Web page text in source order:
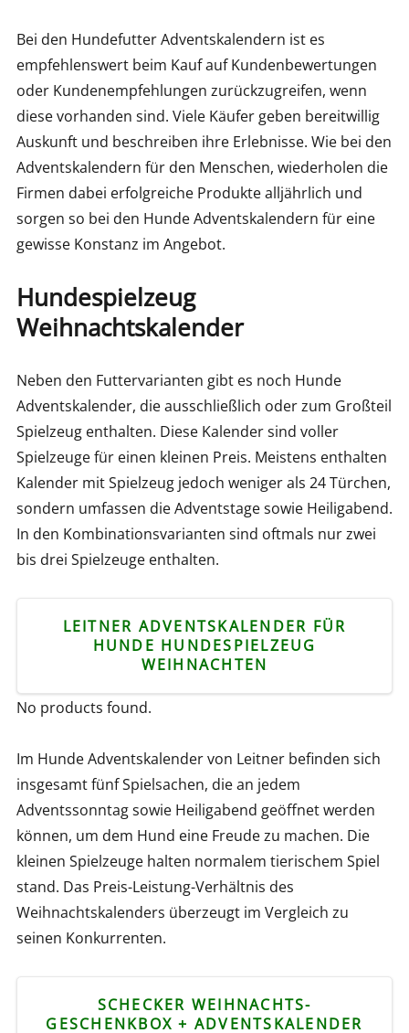
Bei den Hundefutter Adventskalendern ist es
empfehlenswert beim Kauf auf Kundenbewertungen
oder Kundenempfehlungen zurückzugreifen, wenn
diese vorhanden sind. Viele Käufer geben bereitwillig
Auskunft und beschreiben ihre Erlebnisse. Wie bei den
Adventskalendern für den Menschen, wiederholen die
Firmen dabei erfolgreiche Produkte alljährlich und
sorgen so bei den Hunde Adventskalendern für eine
gewisse Konstanz im Angebot.
Hundespielzeug
Weihnachtskalender
Neben den Futtervarianten gibt es noch Hunde
Adventskalender, die ausschließlich oder zum Großteil
Spielzeug enthalten. Diese Kalender sind voller
Spielzeuge für einen kleinen Preis. Meistens enthalten
Kalender mit Spielzeug jedoch weniger als 24 Türchen,
sondern umfassen die Adventstage sowie Heiligabend.
In den Kombinationsvarianten sind oftmals nur zwei
bis drei Spielzeuge enthalten.
LEITNER ADVENTSKALENDER FÜR
HUNDE HUNDESPIELZEUG
WEIHNACHTEN
No products found.
Im Hunde Adventskalender von Leitner befinden sich
insgesamt fünf Spielsachen, die an jedem
Adventssonntag sowie Heiligabend geöffnet werden
können, um dem Hund eine Freude zu machen. Die
kleinen Spielzeuge halten normalem tierischem Spiel
stand. Das Preis-Leistung-Verhältnis des
Weihnachtskalenders überzeugt im Vergleich zu
seinen Konkurrenten.
SCHECKER WEIHNACHTS-
GESCHENKBOX + ADVENTSKALENDER